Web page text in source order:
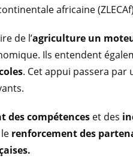
africaine
de l’agriculture un
Ils entendent
. Cet appui passera
des compétences et des
renforcement des